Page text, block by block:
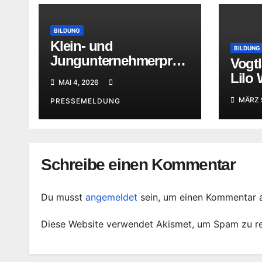
BILDUNG
Klein- und
Jungunternehmerpreis
MAI 4, 2026
PRESSEMELDUNG
BILDUNG
Lilo
auf
MÄRZ
Schreibe einen Kommentar
Du musst angemeldet sein, um einen Kommentar
Diese Website verwendet Akismet, um Spam zu